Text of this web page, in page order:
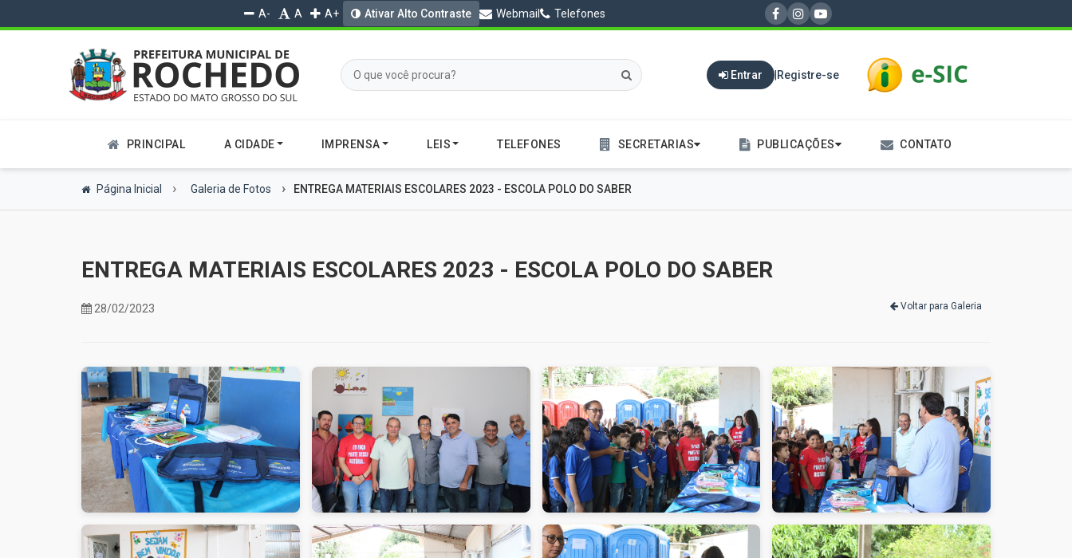
A- A A+ Ativar Alto Contraste Webmail Telefones
Entrar Registre-se
PRINCIPAL A CIDADE IMPRENSA LEIS TELEFONES SECRETARIAS PUBLICAÇÕES CONTATO
Página Inicial Galeria de Fotos ENTREGA MATERIAIS ESCOLARES 2023 - ESCOLA POLO DO SABER
ENTREGA MATERIAIS ESCOLARES 2023 - ESCOLA POLO DO SABER
28/02/2023 Voltar para Galeria